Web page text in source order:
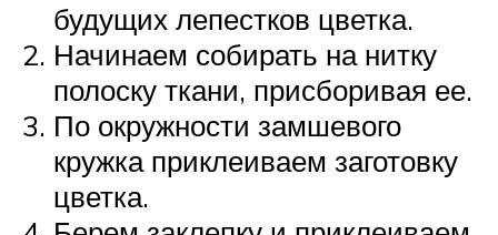
будущих лепестков цветка.
Начинаем собирать на нитку
полоску ткани, присборивая ее.
По окружности замшевого
кружка приклеиваем заготовку
цветка.